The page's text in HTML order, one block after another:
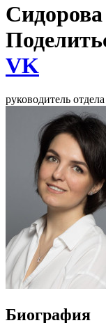
VK
руководитель
Биография